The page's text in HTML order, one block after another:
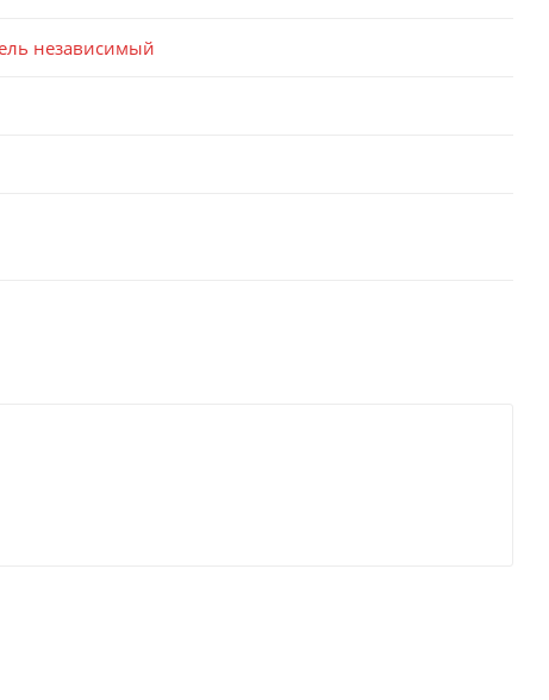
независимый